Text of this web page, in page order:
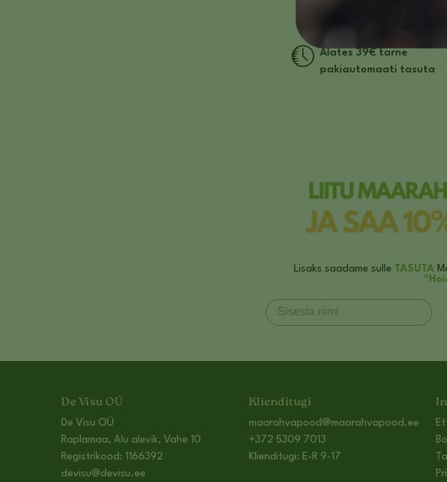
Alates 39€ tarne
pakiautomaati tasuta
Lisaks saadame sulle TASUTA
De Visu OÜ
De Visu OÜ
Raplamaa, Alu alevik, Vahe 10
Registrikood: 1166392
devisu@devisu.ee
Klienditugi
maarahvapood@maarahvapood.ee
+372 5309 7013
Klienditugi: E-R 9-17